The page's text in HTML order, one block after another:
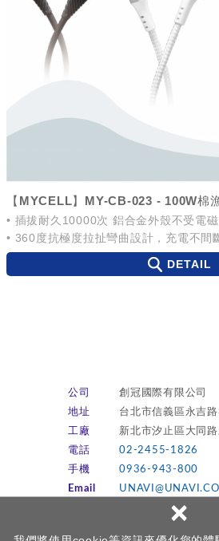
×
【MYCELL】MY-CB-023 - 100W棉
• 插拔耐久10000次 鋁合金外殼不受電
• 360度抗極度拉扯彎曲設計，充電不間
• New iPad/ Mac/ Nitendoswitch皆可
DETAIL
公司
創冠國際有限公司
地址
台北市信義區永吉
工廠
新北市汐止區大同
電話
02-2455-1826
手機
0936-943-800
Email
立即加入 LINE